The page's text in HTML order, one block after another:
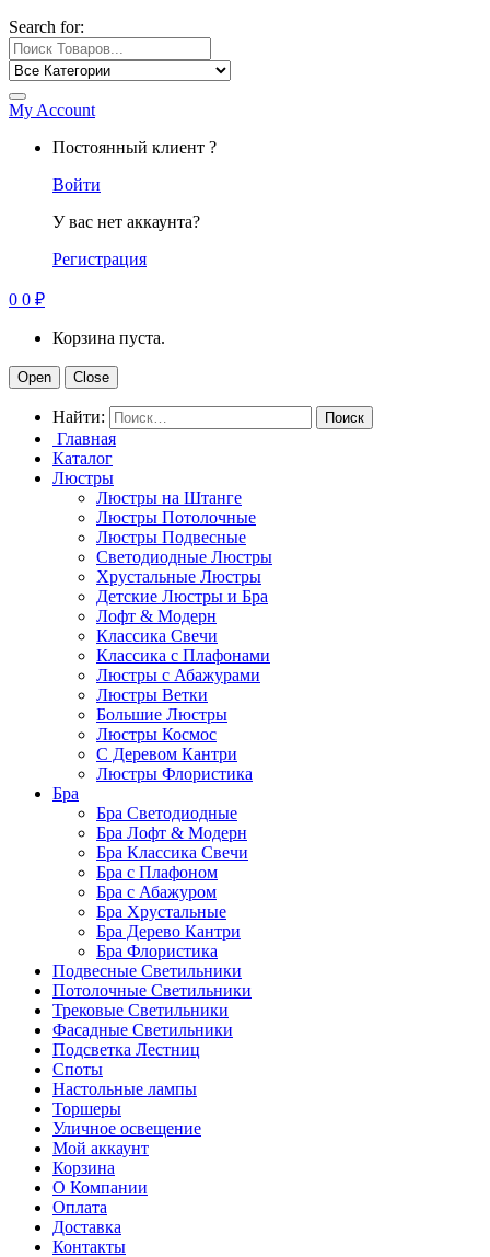
Search for:
My Account
Постоянный клиент ?
Войти
У вас нет аккаунта?
Регистрация
0 0 ₽
Корзина пуста.
Open Close
Найти:
Главная
Каталог
Люстры
Люстры на Штанге
Люстры Потолочные
Люстры Подвесные
Светодиодные Люстры
Хрустальные Люстры
Детские Люстры и Бра
Лофт & Модерн
Классика Свечи
Классика с Плафонами
Люстры с Абажурами
Люстры Ветки
Большие Люстры
Люстры Космос
С Деревом Кантри
Люстры Флористика
Бра
Бра Светодиодные
Бра Лофт & Модерн
Бра Классика Свечи
Бра с Плафоном
Бра с Абажуром
Бра Хрустальные
Бра Дерево Кантри
Бра Флористика
Подвесные Светильники
Потолочные Светильники
Трековые Светильники
Фасадные Светильники
Подсветка Лестниц
Споты
Настольные лампы
Торшеры
Уличное освещение
Мой аккаунт
Корзина
О Компании
Оплата
Доставка
Контакты